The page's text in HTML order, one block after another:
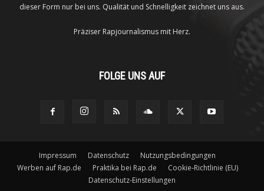
dieser Form nur bei uns. Qualität und Schnelligkeit zeichnet uns aus.
Präziser Rapjournalismus mit Herz.
FOLGE UNS AUF
Impressum Datenschutz
Nutzungsbedingungen
Werben auf Rap.de
Praktika bei Rap.de
Cookie-Richtlinie (EU)
Datenschutz-Einstellungen